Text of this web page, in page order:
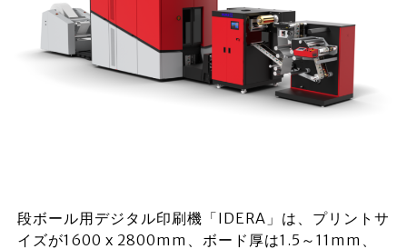
段ボール用デジタル印刷機「IDERA」は、プリントサ
イズが1600 x 2800mm、ボード厚は1.5～11mm、